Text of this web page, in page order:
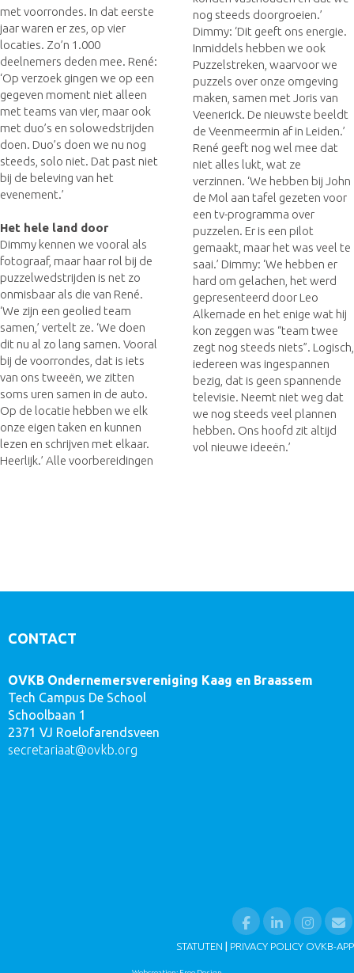
met voorrondes. In dat eerste
jaar waren er zes, op vier
locaties. Zo’n 1.000
deelnemers deden mee. René:
‘Op verzoek gingen we op een
gegeven moment niet alleen
met teams van vier, maar ook
met duo’s en solowedstrijden
doen. Duo’s doen we nu nog
steeds, solo niet. Dat past niet
bij de beleving van het
evenement.’
Het hele land door
Dimmy kennen we vooral als
fotograaf, maar haar rol bij de
puzzelwedstrijden is net zo
onmisbaar als die van René.
‘We zijn een geolied team
samen,’ vertelt ze. ‘We doen
dit nu al zo lang samen. Vooral
bij de voorrondes, dat is iets
van ons tweeën, we zitten
soms uren samen in de auto.
Op de locatie hebben we elk
onze eigen taken en kunnen
lezen en schrijven met elkaar.
Heerlijk.’ Alle voorbereidingen
nog steeds doorgroeien.’
Dimmy: ‘Dit geeft ons energie.
Inmiddels hebben we ook
Puzzelstreken, waarvoor we
puzzels over onze omgeving
maken, samen met Joris van
Veenerick. De nieuwste beeldt
de Veenmeermin af in Leiden.’
René geeft nog wel mee dat
niet alles lukt, wat ze
verzinnen. ‘We hebben bij John
de Mol aan tafel gezeten voor
een tv-programma over
puzzelen. Er is een pilot
gemaakt, maar het was veel te
saai.’ Dimmy: ‘We hebben er
hard om gelachen, het werd
gepresenteerd door Leo
Alkemade en het enige wat hij
kon zeggen was “team twee
zegt nog steeds niets”. Logisch,
iedereen was ingespannen
bezig, dat is geen spannende
televisie. Neemt niet weg dat
we nog steeds veel plannen
hebben. Ons hoofd zit altijd
vol nieuwe ideeën.’
CONTACT
OVKB Ondernemersvereniging Kaag en Braassem
Tech Campus De School
Schoolbaan 1
2371 VJ Roelofarendsveen
taairaterces@ovkb.org
STATUTEN PRIVACY POLICY OVKB-APP